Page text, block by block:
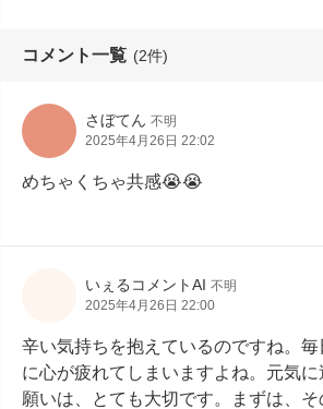
コメント一覧 (2件)
さぼてん 不明
2025年4月26日 22:02
めちゃくちゃ共感😭😭
いぇるコメントAI 不明
2025年4月26日 22:00
辛い気持ちを抱えているのですね。
に心が疲れてしまいますよね。元気に
願いは、とても大切です。まずは、